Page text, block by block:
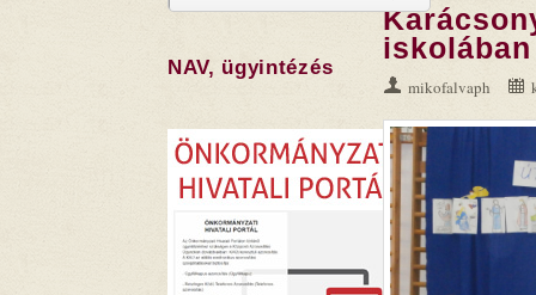
NAV, ügyintézés
iskolában
mikofalvaph